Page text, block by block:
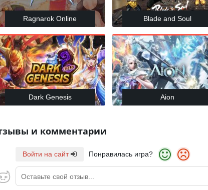
Ragnarok Online Blade and Soul
Dark Genesis Aion
и комментарии
Войти на сайт Понравилась игра?
Оставьте свой отзыв...